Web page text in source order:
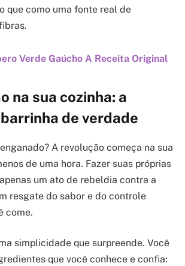
que como uma fonte real de
Verde Gaúcho A Receita Original
na sua cozinha: a
de verdade
A revolução começa na sua
de uma hora. Fazer suas próprias
um ato de rebeldia contra a
resgate do sabor e do controle
come.
simplicidade que surpreende. Você
que você conhece e confia: